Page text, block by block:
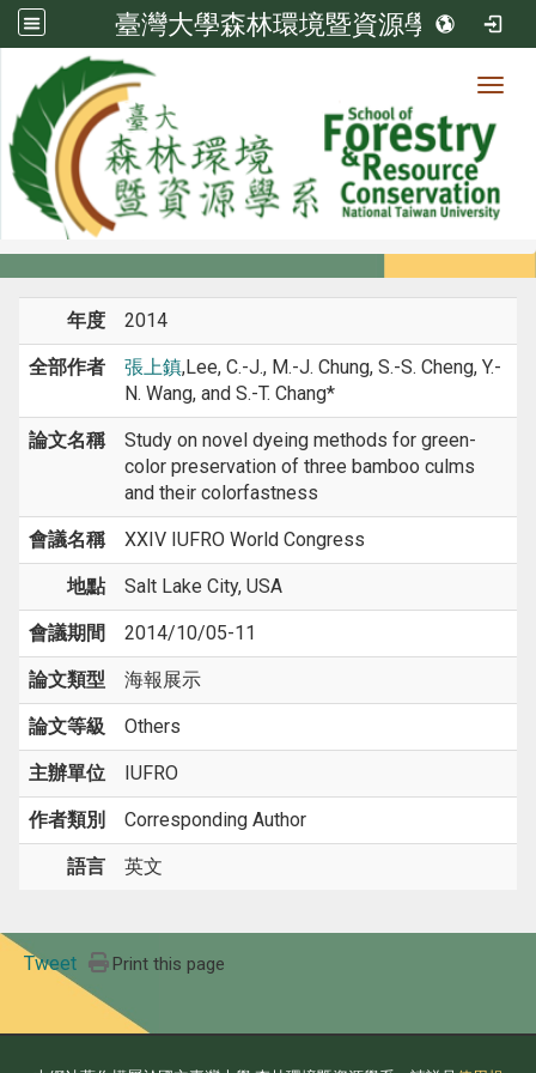
臺灣大學森林環境暨資源學系
系所成員
系所成員
年度 2014
全部作者 張上鎮,Lee, C.-J., M.-J. Chung, S.-S. Cheng, Y.-
N. Wang, and S.-T. Chang*
論文名稱
Study on novel dyeing methods for green-
color preservation of three bamboo culms
and their colorfastness
會議名稱 XXIV IUFRO World Congress
地點 Salt Lake City, USA
會議期間 2014/10/05-11
論文類型 海報展示
論文等級 Others
主辦單位 IUFRO
作者類別 Corresponding Author
語言 英文
Tweet Print this page